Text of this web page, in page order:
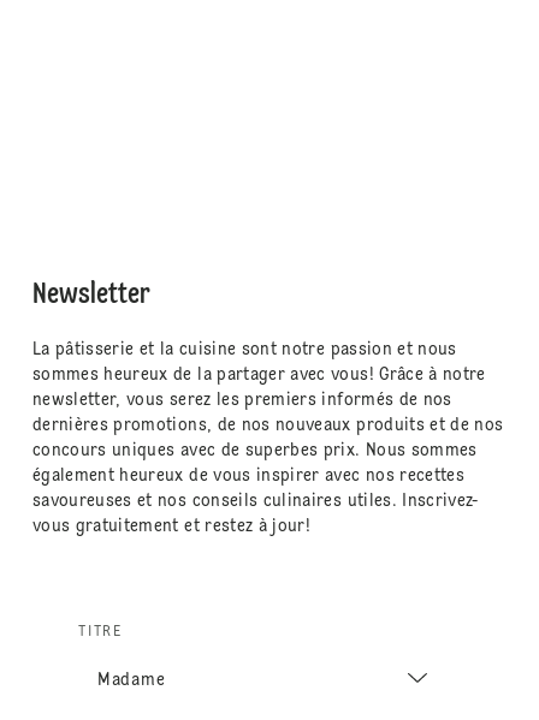
Newsletter
La pâtisserie et la cuisine sont notre passion et nous
sommes heureux de la partager avec vous! Grâce à notre
newsletter, vous serez les premiers informés de nos
dernières promotions, de nos nouveaux produits et de nos
concours uniques avec de superbes prix. Nous sommes
également heureux de vous inspirer avec nos recettes
savoureuses et nos conseils culinaires utiles. Inscrivez-
vous gratuitement et restez à jour!
TITRE